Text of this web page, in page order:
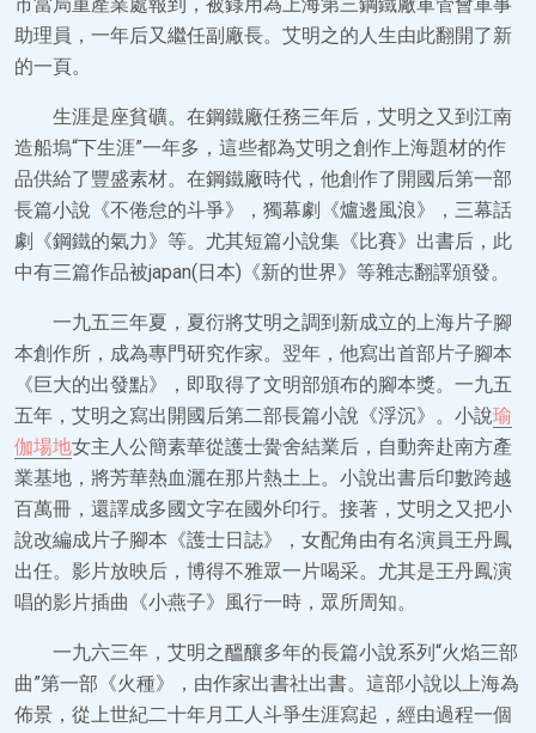
助理員，一年后又繼任副廠長。艾明之的人生由此翻開了新
的一頁。
生涯是座貧礦。在鋼鐵廠任務三年后，艾明之又到江南
造船塢“下生涯”一年多，這些都為艾明之創作上海題材的作
品供給了豐盛素材。在鋼鐵廠時代，他創作了開國后第一部
長篇小說《不倦怠的斗爭》，獨幕劇《爐邊風浪》，三幕話
劇《鋼鐵的氣力》等。尤其短篇小說集《比賽》出書后，此
中有三篇作品被japan(日本)《新的世界》等雜志翻譯頒發。
一九五三年夏，夏衍將艾明之調到新成立的上海片子腳
本創作所，成為專門研究作家。翌年，他寫出首部片子腳本
《巨大的出發點》，即取得了文明部頒布的腳本獎。一九五
五年，艾明之寫出開國后第二部長篇小說《浮沉》。小說瑜
伽場地女主人公簡素華從護士黌舍結業后，自動奔赴南方產
業基地，將芳華熱血灑在那片熱土上。小說出書后印數跨越
百萬冊，還譯成多國文字在國外印行。接著，艾明之又把小
說改編成片子腳本《護士日誌》，女配角由有名演員王丹鳳
出任。影片放映后，博得不雅眾一片喝采。尤其是王丹鳳演
唱的影片插曲《小燕子》風行一時，眾所周知。
一九六三年，艾明之醞釀多年的長篇小說系列“火焰三部
曲”第一部《火種》，由作家出書社出書。這部小說以上海為
佈景，從上世紀二十年月工人斗爭生涯寫起，經由過程一個